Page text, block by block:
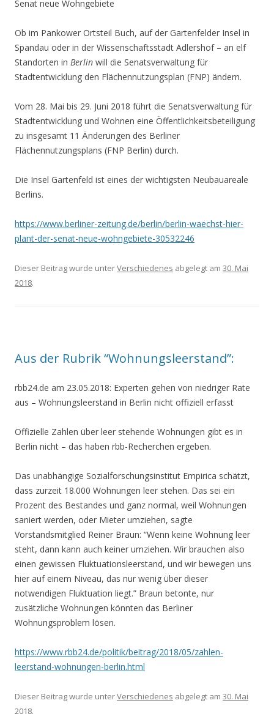
Senat neue Wohngebiete
Ob im Pankower Ortsteil Buch, auf der Gartenfelder Insel in
Spandau oder in der Wissenschaftsstadt Adlershof – an elf
Standorten in Berlin will die Senatsverwaltung für
Stadtentwicklung den Flächennutzungsplan (FNP) ändern.
Vom 28. Mai bis 29. Juni 2018 führt die Senatsverwaltung für
Stadtentwicklung und Wohnen eine Öffentlichkeitsbeteiligung
zu insgesamt 11 Änderungen des Berliner
Flächennutzungsplans (FNP Berlin) durch.
Die Insel Gartenfeld ist eines der wichtigsten Neubauareale
Berlins.
https://www.berliner-zeitung.de/berlin/berlin-waechst-hier-
plant-der-senat-neue-wohngebiete-30532246
Dieser Beitrag wurde unterVerschiedenes abgelegt am 30. Mai
2018.
Aus der Rubrik “Wohnungsleerstand”:
rbb24.de am 23.05.2018: Experten gehen von niedriger Rate
aus – Wohnungsleerstand in Berlin nicht offiziell erfasst
Offizielle Zahlen über leer stehende Wohnungen gibt es in
Berlin nicht – das haben rbb-Recherchen ergeben.
Das unabhängige Sozialforschungsinstitut Empirica schätzt,
dass zurzeit 18.000 Wohnungen leer stehen. Das sei ein
Prozent des Bestandes und ganz normal, weil Wohnungen
saniert werden, oder Mieter umziehen, sagte
Vorstandsmitglied Reiner Braun: “Wenn keine Wohnung leer
steht, dann kann auch keiner umziehen. Wir brauchen also
einen gewissen Fluktuationsleerstand, und wir bewegen uns
hier auf einem Niveau, das nur wenig über dieser
notwendigen Fluktuation liegt.” Braun betonte, nur
zusätzliche Wohnungen könnten das Berliner
Wohnungsproblem lösen.
https://www.rbb24.de/politik/beitrag/2018/05/zahlen-
leerstand-wohnungen-berlin.html
Dieser Beitrag wurde unterVerschiedenes abgelegt am 30. Mai
2018.